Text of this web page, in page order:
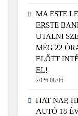
MA ESTE
ERSTE
UTALNI
MÉG 22
ELŐTT
EL!
2026.08.06.
HAT NAP,
AUTÓ 18